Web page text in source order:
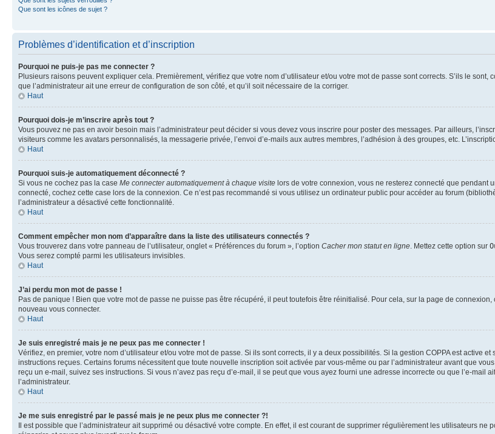
Que sont les icônes de sujet ?
Problèmes d’identification et d’inscription
Pourquoi ne puis-je pas me connecter ?
Plusieurs raisons peuvent expliquer cela. Premièrement, vérifiez que votre nom d’utilisateur et/ou votre mot de passe sont corrects. S’ils le
que l’administrateur ait une erreur de configuration de son côté, et qu’il soit nécessaire de la corriger.
Haut
Pourquoi dois-je m’inscrire après tout ?
Vous pouvez ne pas en avoir besoin mais l’administrateur peut décider si vous devez vous inscrire pour poster des messages. Par ailleurs,
visiteurs comme les avatars personnalisés, la messagerie privée, l’envoi d’e-mails aux autres membres, l’adhésion à des groupes, etc.
Haut
Pourquoi suis-je automatiquement déconnecté ?
Si vous ne cochez pas la case Me connecter automatiquement à chaque visite lors de votre connexion, vous ne resterez connecté que pendant
connecté, cochez cette case lors de la connexion. Ce n’est pas recommandé si vous utilisez un ordinateur public pour accéder au forum
l’administrateur a désactivé cette fonctionnalité.
Haut
Comment empêcher mon nom d’apparaître dans la liste des utilisateurs connectés ?
Vous trouverez dans votre panneau de l’utilisateur, onglet « Préférences du forum », l’option Cacher mon statut en ligne. Mettez cette option sur
Vous serez compté parmi les utilisateurs invisibles.
Haut
J’ai perdu mon mot de passe !
Pas de panique ! Bien que votre mot de passe ne puisse pas être récupéré, il peut toutefois être réinitialisé. Pour cela, sur la page de connexion,
nouveau vous connecter.
Haut
Je suis enregistré mais je ne peux pas me connecter !
Vérifiez, en premier, votre nom d’utilisateur et/ou votre mot de passe. Si ils sont corrects, il y a deux possibilités. Si la gestion COPPA est active
instructions reçues. Certains forums nécessitent que toute nouvelle inscription soit activée par vous-même ou par l’administrateur avant que
reçu un e-mail, suivez ses instructions. Si vous n’avez pas reçu d’e-mail, il se peut que vous ayez fourni une adresse incorrecte ou que l’e-mail
l’administrateur.
Haut
Je me suis enregistré par le passé mais je ne peux plus me connecter ?!
Il est possible que l’administrateur ait supprimé ou désactivé votre compte. En effet, il est courant de supprimer régulièrement les utilisateurs